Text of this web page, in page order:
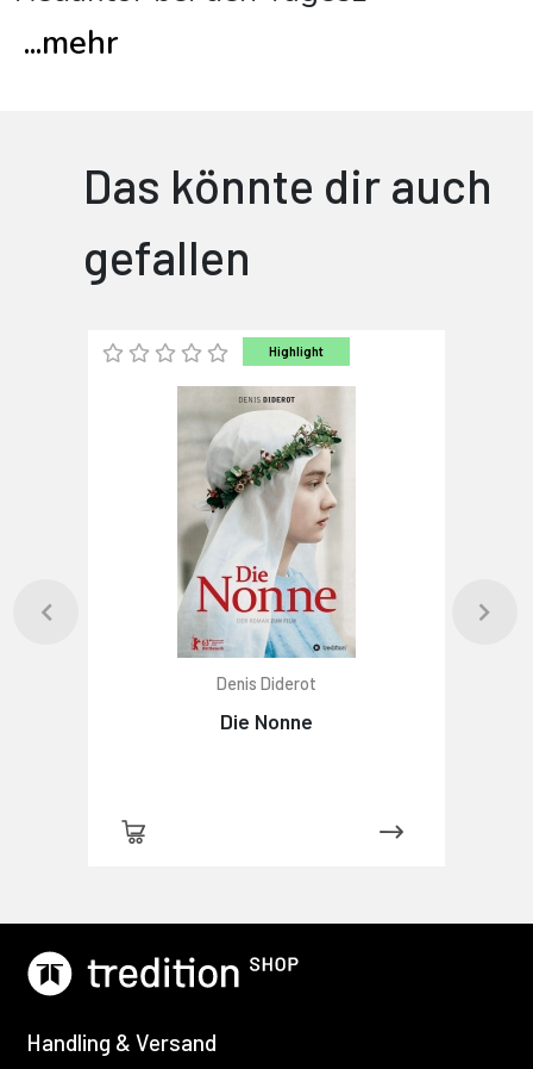
...mehr
Das könnte dir auch
gefallen
Highlight
Denis Diderot
Die Nonne
Handling & Versand